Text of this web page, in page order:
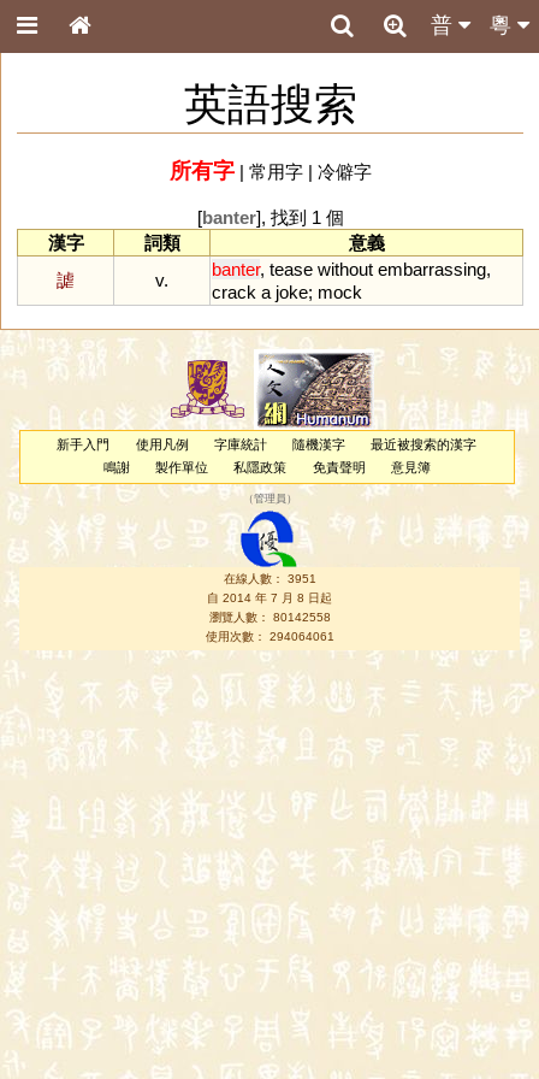
粵
普
英語搜索
所有字| 常用字| 冷僻字
[banter], 找到 1 個
漢字
詞類
意義
謔
v.
banter, tease without embarrassing,
crack a joke; mock
新手入門 使用凡例 字庫統計 隨機漢字
最近被搜索的漢字
鳴謝
製作單位 私隱政策 免責聲明 意見簿
（管理員 ）
在線人數： 3951
自 2014 年 7 月 8 日起
瀏覽人數： 80142558
使用次數： 294064061